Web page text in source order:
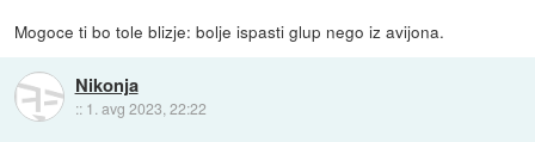
Mogoce ti bo tole blizje: bolje ispasti glup nego iz avijona.
Nikonja
:: 1. avg 2023, 22:22